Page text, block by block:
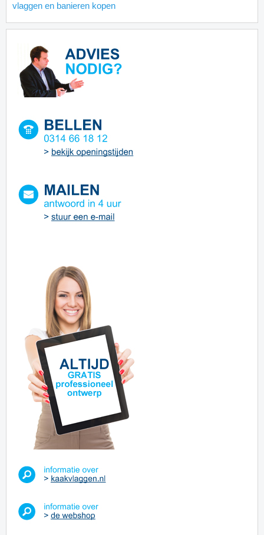
vlaggen en banieren kopen